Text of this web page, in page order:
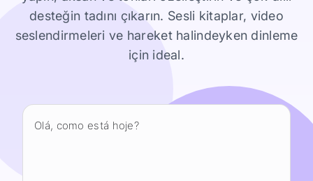
desteğin tadını çıkarın. Sesli kitaplar, video
seslendirmeleri ve hareket halindeyken dinleme
için ideal.